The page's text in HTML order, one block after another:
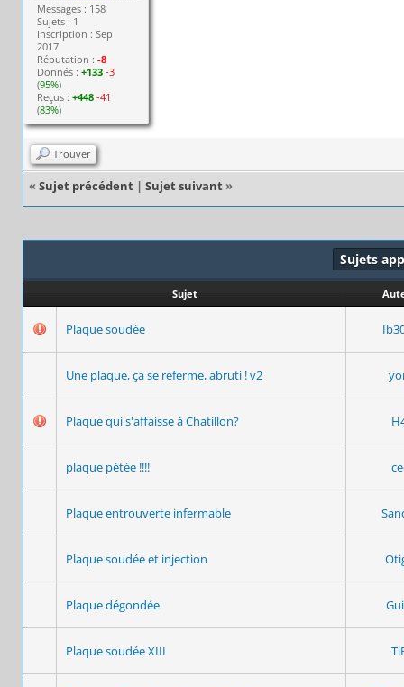
Messages : 158
Sujets : 1
Inscription : Sep
2017
Réputation :-8
Donnés :+133 -3
(95%)
Reçus :+448 -41
(83%)
Trouver
« Sujet précédent | Sujet suivant »
Sujets
Sujet
Plaque soudée
Une plaque, ça se referme, abruti ! v2
Plaque qui s'affaisse à Chatillon?
plaque pétée !!!!
Plaque entrouverte infermable
Plaque soudée et injection
Plaque dégondée
Plaque soudée XIII